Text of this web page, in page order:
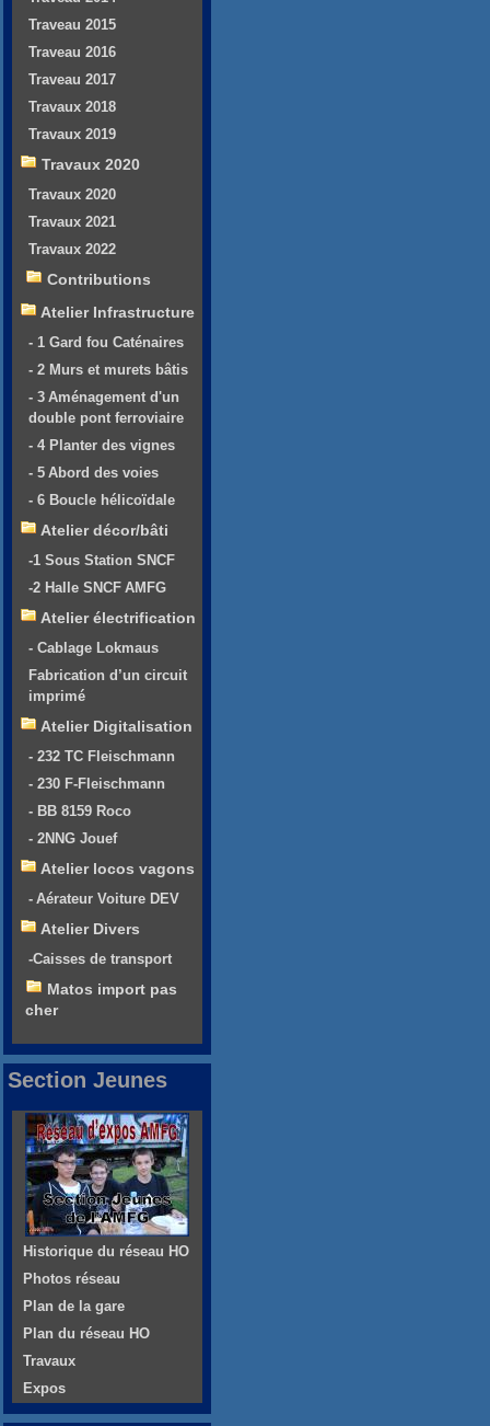
Traveau 2015
Traveau 2016
Traveau 2017
Travaux 2018
Travaux 2019
Travaux 2020
Travaux 2020
Travaux 2021
Travaux 2022
Contributions
Atelier Infrastructure
- 1 Gard fou Caténaires
- 2 Murs et murets bâtis
- 3 Aménagement d'un
double pont ferroviaire
- 4 Planter des vignes
- 5 Abord des voies
- 6 Boucle hélicoïdale
Atelier décor/bâti
-1 Sous Station SNCF
-2 Halle SNCF AMFG
Atelier électrification
- Cablage Lokmaus
Fabrication d’un circuit
imprimé
Atelier Digitalisation
- 232 TC Fleischmann
- 230 F-Fleischmann
- BB 8159 Roco
- 2NNG Jouef
Atelier locos vagons
- Aérateur Voiture DEV
Atelier Divers
-Caisses de transport
Matos import pas
cher
Section Jeunes
Historique du réseau HO
Photos réseau
Plan de la gare
Plan du réseau HO
Travaux
Expos